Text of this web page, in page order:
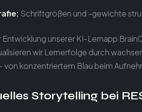
Schriftgrößen und -gewichte
Entwicklung unserer KI-Lernapp
wir Lernerfolge durch
von konzentriertem Blau beim
Storytelling bei